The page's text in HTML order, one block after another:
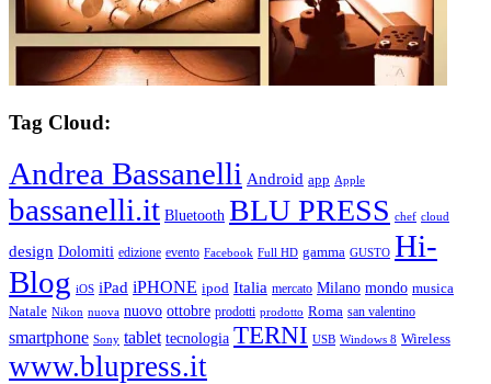
Tag Cloud:
Andrea Bassanelli Android app Apple
bassanelli.it Bluetooth BLU PRESS chef cloud
design Dolomiti edizione evento Facebook Full HD gamma GUSTO Hi-
Blog iOS iPad iPHONE ipod Italia mercato Milano mondo musica
Natale Nikon nuova nuovo ottobre prodotti prodotto Roma san valentino
smartphone Sony tablet tecnologia TERNI USB Windows 8 Wireless
www.blupress.it